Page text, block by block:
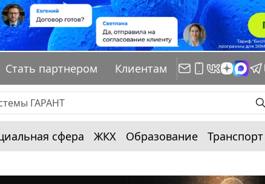
Стать партнером Клиентам
сфера ЖКХ Образование Транспорт